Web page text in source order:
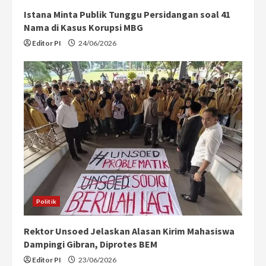
Istana Minta Publik Tunggu Persidangan soal 41
Nama di Kasus Korupsi MBG
Editor PI 24/06/2026
Politik
Rektor Unsoed Jelaskan Alasan Kirim Mahasiswa
Dampingi Gibran, Diprotes BEM
Editor PI 23/06/2026